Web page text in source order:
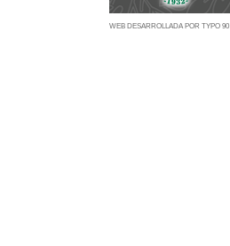
WEB DESARROLLADA POR TYPO 90